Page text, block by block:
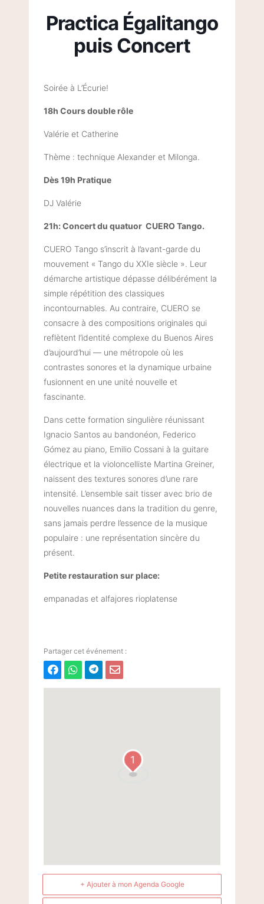
Practica Égalitango
puis Concert
Soirée à L’Écurie!
18h Cours double rôle
Valérie et Catherine
Thème : technique Alexander et Milonga.
Dès 19h Pratique
DJ Valérie
21h: Concert du quatuor CUERO Tango.
CUERO Tango s’inscrit à l’avant-garde du
mouvement « Tango du XXIe siècle ». Leur
démarche artistique dépasse délibérément la
simple répétition des classiques
incontournables. Au contraire, CUERO se
consacre à des compositions originales qui
reflètent l’identité complexe du Buenos Aires
d’aujourd’hui — une métropole où les
contrastes sonores et la dynamique urbaine
fusionnent en une unité nouvelle et
fascinante.
Dans cette formation singulière réunissant
Ignacio Santos au bandonéon, Federico
Gómez au piano, Emilio Cossani à la guitare
électrique et la violoncelliste Martina Greiner,
naissent des textures sonores d’une rare
intensité. L’ensemble sait tisser avec brio de
nouvelles nuances dans la tradition du genre,
sans jamais perdre l’essence de la musique
populaire : une représentation sincère du
présent.
Petite restauration sur place:
empanadas et alfajores rioplatense
1
+ Ajouter à mon Agenda Google